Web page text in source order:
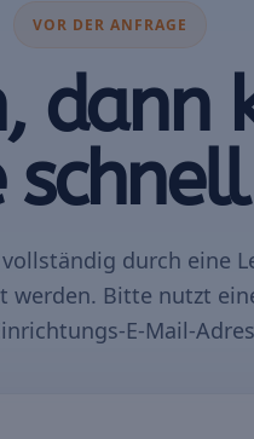
VOR DER ANFRAGE
dann
durch eine
werden. Bitte nutzt
E-Mail-